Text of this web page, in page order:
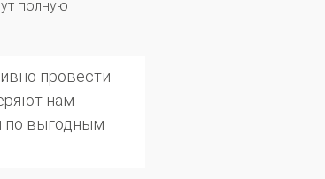
полную
провести
нам
по выгодным